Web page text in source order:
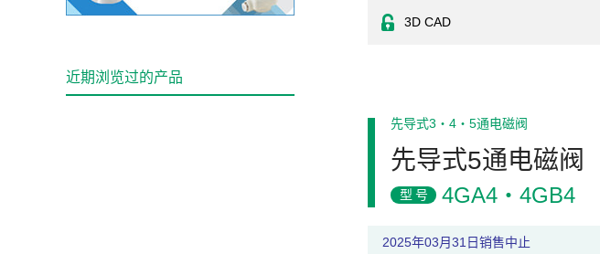
3D CAD
先导式3・4・5通电磁阀
先导式5通电磁阀
型号 4GA4・4GB4
2025年03月31日销售中止
近期浏览过的产品